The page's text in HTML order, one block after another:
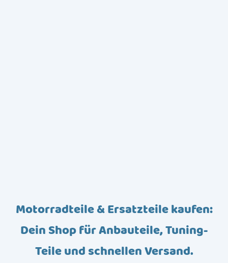
Motorradteile & Ersatzteile kaufen:
Dein Shop für Anbauteile, Tuning-
Teile und schnellen Versand.